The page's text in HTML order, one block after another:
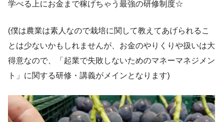
学べる上にお金まで稼げちゃう最強の研修制度☆
(僕は農業は素人なので栽培に関して教えてあげられるこ
とは少ないかもしれませんが、お金のやりくりや扱いは大
得意なので、「起業で失敗しないためのマネーマネジメン
ト」に関する研修・講義がメインとなります)